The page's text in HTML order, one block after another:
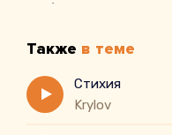
Ты будешь против, но
Также в теме
Стихия
Krylov